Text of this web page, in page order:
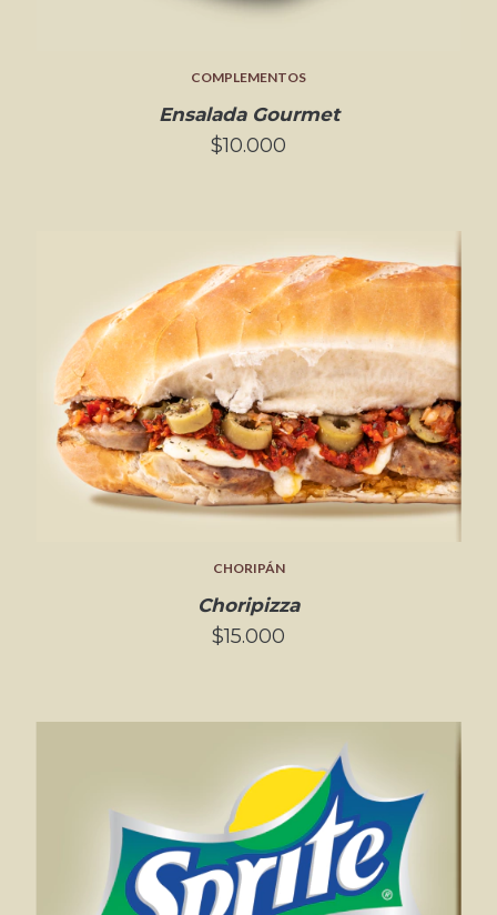
COMPLEMENTOS
Ensalada Gourmet
$10.000
CHORIPÁN
Choripizza
$15.000